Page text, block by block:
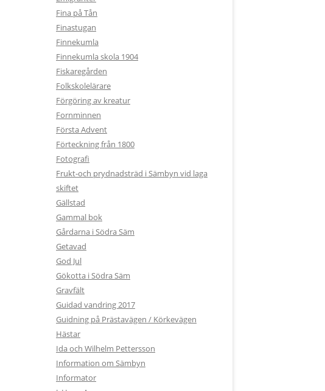
Fina på Tån
Finastugan
Finnekumla
Finnekumla skola 1904
Fiskaregården
Folkskolelärare
Förgöring av kreatur
Fornminnen
Första Advent
Förteckning från 1800
Fotografi
Frukt-och prydnadsträd i Sämbyn vid laga
skiftet
Gällstad
Gammal bok
Gårdarna i Södra Säm
Getavad
God Jul
Gökotta i Södra Säm
Gravfält
Guidad vandring 2017
Guidning på Prästavägen / Körkevägen
Hästar
Ida och Wilhelm Pettersson
Information om Sämbyn
Informator